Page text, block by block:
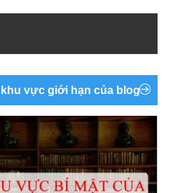
vực giới hạn của blog